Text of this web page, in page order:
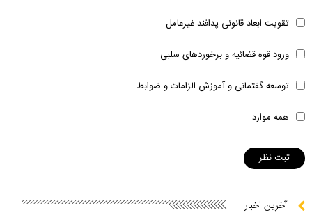
تقویت ابعاد قانونی پدافند غیرعامل
ورود قوه قضائیه و برخوردهای سلبی
توسعه گفتمانی و آموزش الزامات و ضوابط
همه موارد
آخرین اخبار